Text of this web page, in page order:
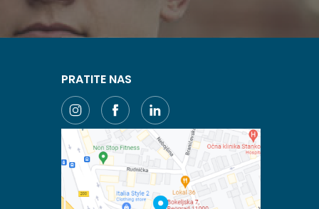
PRATITE NAS